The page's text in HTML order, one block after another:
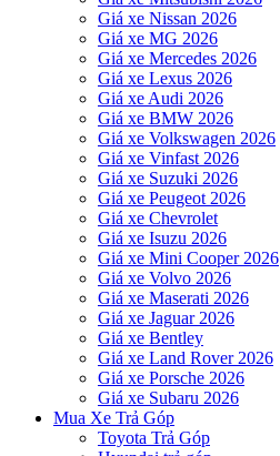
Giá xe Nissan 2026
Giá xe MG 2026
Giá xe Mercedes 2026
Giá xe Lexus 2026
Giá xe Audi 2026
Giá xe BMW 2026
Giá xe Volkswagen 2026
Giá xe Vinfast 2026
Giá xe Suzuki 2026
Giá xe Peugeot 2026
Giá xe Chevrolet
Giá xe Isuzu 2026
Giá xe Mini Cooper 2026
Giá xe Volvo 2026
Giá xe Maserati 2026
Giá xe Jaguar 2026
Giá xe Bentley
Giá xe Land Rover 2026
Giá xe Porsche 2026
Giá xe Subaru 2026
Mua Xe Trả Góp
Toyota Trả Góp